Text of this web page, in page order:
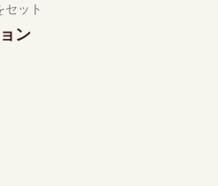
セット
ン